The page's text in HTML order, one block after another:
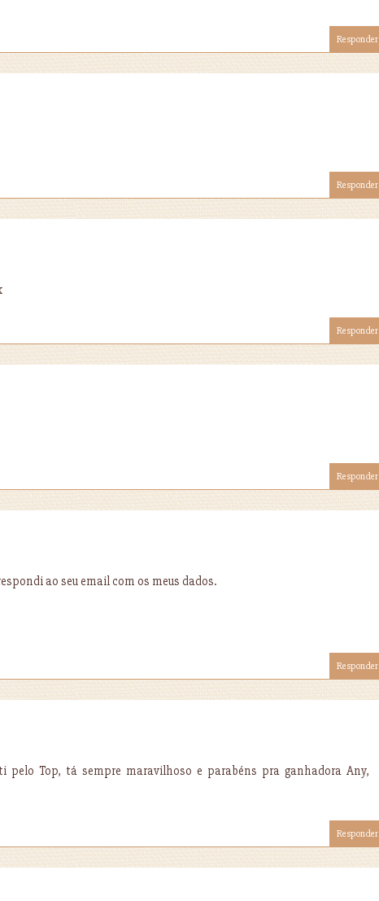
Responder
Responder
Responder
Responder
ao seu email com os meus dados.
Responder
pelo Top, tá sempre maravilhoso e parabéns pra ganhadora Any,
Responder